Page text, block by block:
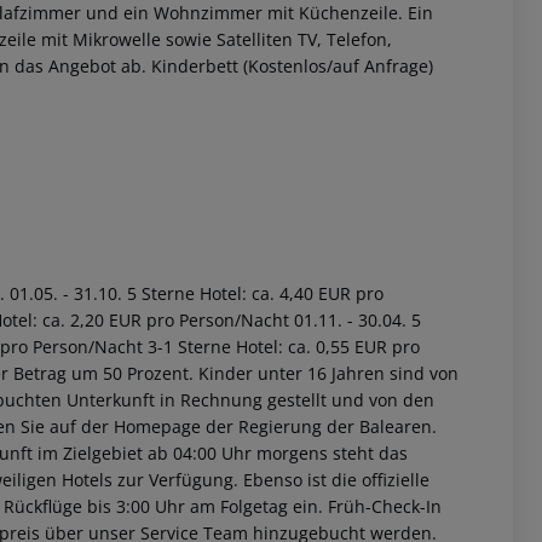
und ein Wohnzimmer mit Küchenzeile. Ein
mit Mikrowelle sowie Satelliten TV, Telefon,
das Angebot ab. Kinderbett (Kostenlos/auf Anfrage)
- 31.10. 5 Sterne Hotel: ca. 4,40 EUR pro
ca. 2,20 EUR pro Person/Nacht 01.11. - 30.04. 5
Person/Nacht 3-1 Sterne Hotel: ca. 0,55 EUR pro
um 50 Prozent. Kinder unter 16 Jahren sind von
Unterkunft in Rechnung gestellt und von den
auf der Homepage der Regierung der Balearen.
im Zielgebiet ab 04:00 Uhr morgens steht das
Hotels zur Verfügung. Ebenso ist die offizielle
bis 3:00 Uhr am Folgetag ein. Früh-Check-In
über unser Service Team hinzugebucht werden.